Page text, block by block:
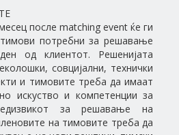
после matching event ќе ги
потребни за решавање
од клиентот. Решенијата
совцијални, технички
и тимовите треба да имаат
искуство и компетенции за
за решавање на
на тимовите треба да